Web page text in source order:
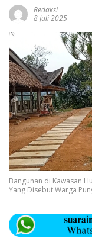
Redaksi
8 Juli 2025
Bangunan di Kawasan
Yang Disebut Warga